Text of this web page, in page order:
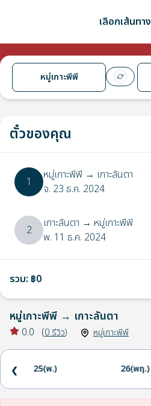
เลือกเส้นทาง
หมู่เกาะพีพี
ตั๋วของคุณ
1 หมู่เกาะพีพี → เกาะลันตา
จ. 23 ธ.ค. 2024
2 เกาะลันตา → หมู่เกาะพีพี
พ. 11 ธ.ค. 2024
รวม: ฿0
หมู่เกาะพีพี → เกาะลันตา
0.0 (0 รีวิว) หมู่เกาะพีพี
25(พ.) 26(พฤ.)
❮